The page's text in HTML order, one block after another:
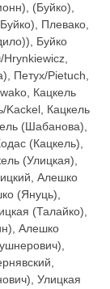
(Буйко),
Плевако,
Буйко
Петух/Pietuch,
Кацкель
Kackel, Кацкель
(Шабанова),
(Кацкель),
(Улицкая),
Алешко
(Януць),
(Талайко),
Алешко
Улицкая